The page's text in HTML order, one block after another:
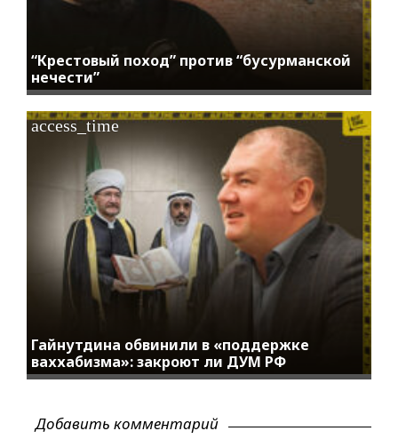
“Крестовый поход” против “бусурманской
нечести”
Гайнутдина обвинили в «поддержке
ваххабизма»: закроют ли ДУМ РФ
access_time
Добавить комментарий